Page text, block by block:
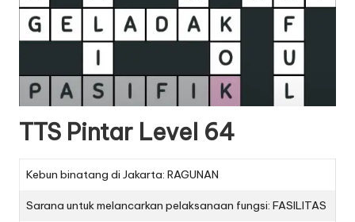
TTS Pintar Level 64
Kebun binatang di Jakarta: RAGUNAN
Sarana untuk melancarkan pelaksanaan fungsi: FASILITAS